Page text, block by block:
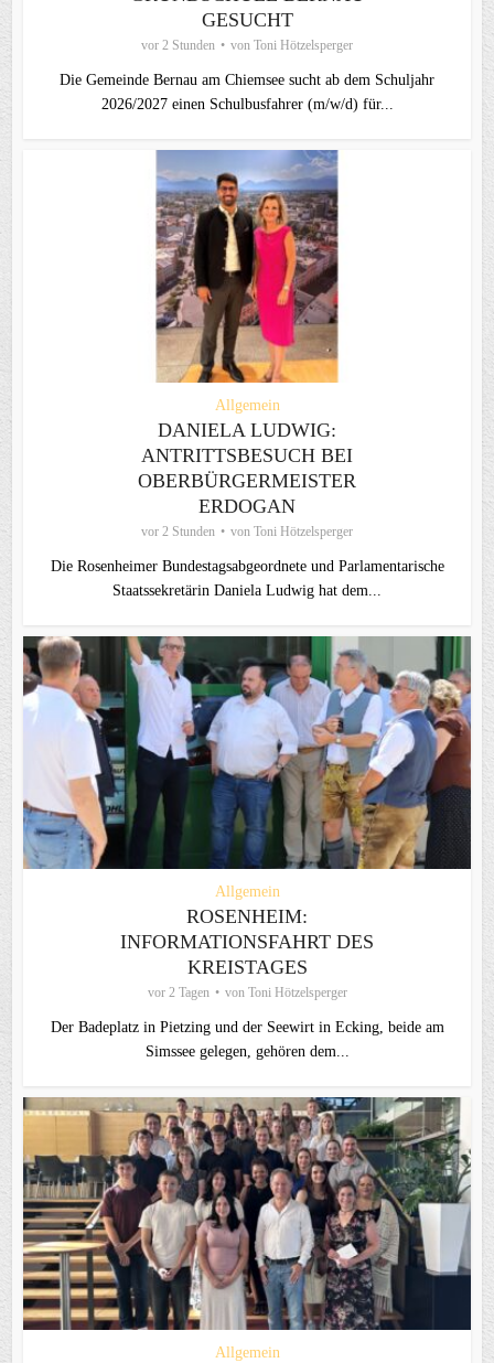
GESUCHT
vor 2 Stunden von Toni Hötzelsperger
Die Gemeinde Bernau am Chiemsee sucht ab dem Schuljahr
2026/2027 einen Schulbusfahrer (m/w/d) für...
Allgemein
DANIELA LUDWIG:
ANTRITTSBESUCH BEI
OBERBÜRGERMEISTER
ERDOGAN
vor 2 Stunden von Toni Hötzelsperger
Die Rosenheimer Bundestagsabgeordnete und Parlamentarische
Staatssekretärin Daniela Ludwig hat dem...
Allgemein
ROSENHEIM:
INFORMATIONSFAHRT DES
KREISTAGES
vor 2 Tagen von Toni Hötzelsperger
Der Badeplatz in Pietzing und der Seewirt in Ecking, beide am
Simssee gelegen, gehören dem...
Allgemein